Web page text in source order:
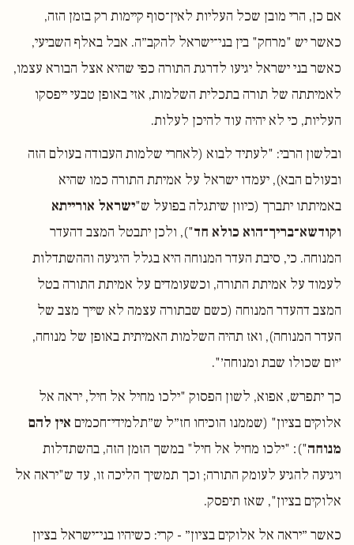
אם כן, הרי מובן שכל העליות לאין־סוף קיימות רק בזמן הזה,
כאשר יש "מרחק" בין בני־ישראל להקב״ה. אבל באלף השביעי,
כאשר בני ישראל יגיעו לדרגת התורה כפי שהיא אצל הבורא עצמו,
לאמיתתה של תורה בתכלית השלמות, אזי באופן טבעי ייפסקו
העליות, כי לא יהיה עוד להיכן לעלות.
ובלשון הרבי: "לעתיד לבוא (לאחרי שלמות העבודה בעולם הזה
ובעולם הבא), יעמדו ישראל על אמיתת התורה כמו שהיא
באמיתתו יתברך (כיוון שיתגלה בפועל ש"ישראל אורייתא
וקודשא־בריך־הוא כולא חד"), ולכן יתבטל המצב דהעדר
המנוחה. כי, סיבת העדר המנוחה היא בגלל היגיעה וההשתדלות
לעמוד על אמיתת התורה, וכשעומדים על אמיתת התורה בטל
המצב דהעדר המנוחה (כשם שבתורה עצמה לא שייך מצב של
העדר המנוחה), ואז תהיה השלמות האמיתית באופן של מנוחה,
׳יום שכולו שבת ומנוחה׳".
כך יתפרש, אפוא, לשון הפסוק "ילכו מחיל אל חיל, יראה אל
אלוקים בציון" (שממנו הוכיחו חז״ל ש״תלמידי־חכמים אין להם
מנוחה")׃ "ילכו מחיל אל חיל" במשך הזמן הזה, בהשתדלות
ויגיעה להגיע לעומק התורה; וכך תמשיך הליכה זו, עד ש"יראה אל
אלוקים בציון", שאז תיפסק.
כאשר ״יראה אל אלוקים בציון״ - קרי: כשיהיו בני־ישראל בציון